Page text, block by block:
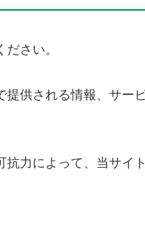
さい。
供される情報、サー
力によって、当サイ